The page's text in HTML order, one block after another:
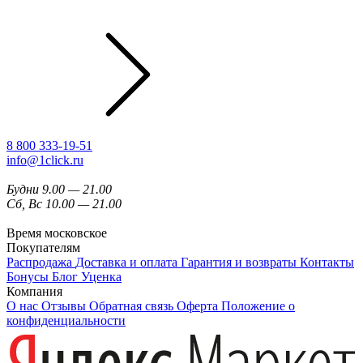
8 800 333-19-51
info@1click.ru
Будни 9.00 — 21.00
Сб, Вс 10.00 — 21.00
Время московское
Покупателям
Распродажа Доставка и оплата Гарантия и возвраты Контакты
Бонусы Блог Уценка
Компания
О нас Отзывы Обратная связь Оферта Положение о
конфиденциальности